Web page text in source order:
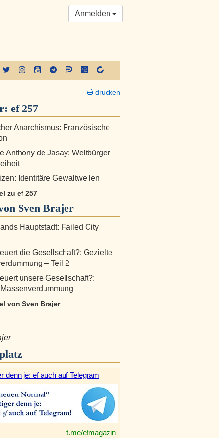
Anmelden
drucken
ef 257
Anarchismus: Französische
Anthony de Jasay: Weltbürger
Identitäre Gewaltwellen
zu ef 257
Sven Brajer
Hauptstadt: Failed City
die Gesellschaft?: Gezielte
– Teil 2
unsere Gesellschaft?:
von Sven Brajer
denn je: ef auch auf Telegram
t.me/efmagazin